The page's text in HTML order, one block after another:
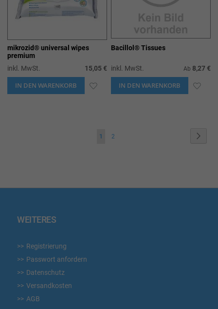
mikrozid® universal wipes
premium
inkl. MwSt.
15,05 €
IN DEN WARENKORB ZUR
Bacillol® Tissues
inkl. MwSt. Ab 8,27 €
IN DEN WARENKORB ZUR
Seite
Sie
1 Seite
2
WEITERES
Registrierung
Passwort anfordern
Datenschutz
Versandkosten
AGB